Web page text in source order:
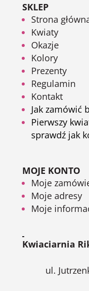
SKLEP
Strona
Kwiaty
Okazje
Kolory
Prezenty
Regulamin
Kontakt
Jak zamówić
Pierwszy
sprawdź jak
MOJE KONTO
Moje
Moje adresy
Moje
Kwiaciarnia
ul.